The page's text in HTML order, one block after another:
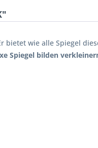
bietet wie alle Spiegel
Spiegel bilden